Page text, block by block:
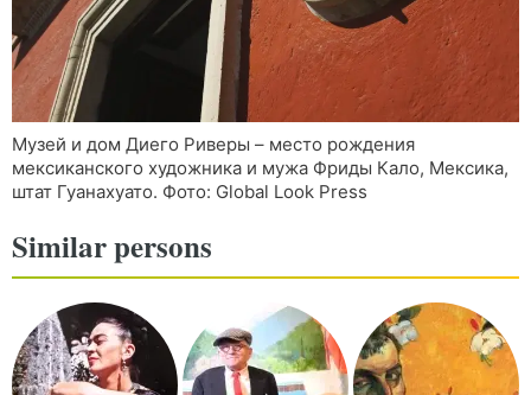
Музей и дом Диего Риверы – место рождения
мексиканского художника и мужа Фриды Кало, Мексика,
штат Гуанахуато. Фото: Global Look Press
Similar persons